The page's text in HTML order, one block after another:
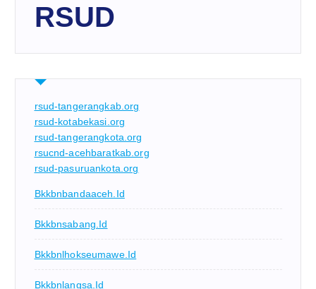
RSUD
rsud-tangerangkab.org
rsud-kotabekasi.org
rsud-tangerangkota.org
rsucnd-acehbaratkab.org
rsud-pasuruankota.org
Bkkbnbandaaceh.id
Bkkbnsabang.id
Bkkbnlhokseumawe.id
Bkkbnlangsa.id